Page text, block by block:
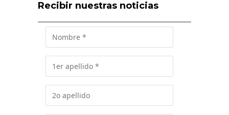
Recibir nuestras noticias